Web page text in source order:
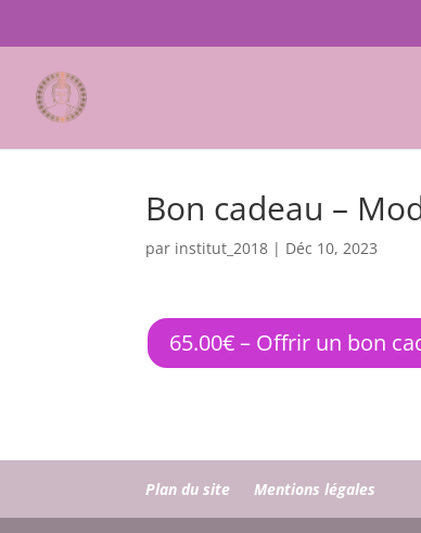
Bon cadeau –
par institut_2018 | Déc 10, 2023
65.00€ – Offrir un bon
Plan du site Mentions légales